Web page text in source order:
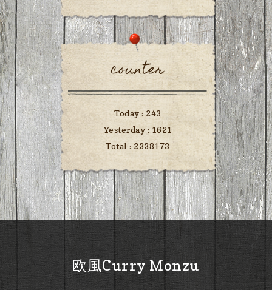
counter
Today : 243
Yesterday : 1621
Total : 2338173
欧風Curry Monzu